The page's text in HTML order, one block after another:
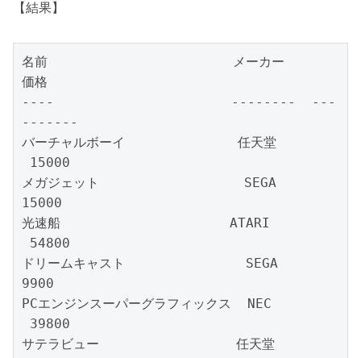
【結果】
名前                       メーカー
価格
----                      --------  ---
-------
バーチャルボーイ              任天堂
15000
メガジェット                  SEGA
15000
光速船                     ATARI
54800
ドリームキャスト               SEGA
9900
PCエンジンスーパーグラフィックス  NEC
39800
サテラビュー                 任天堂